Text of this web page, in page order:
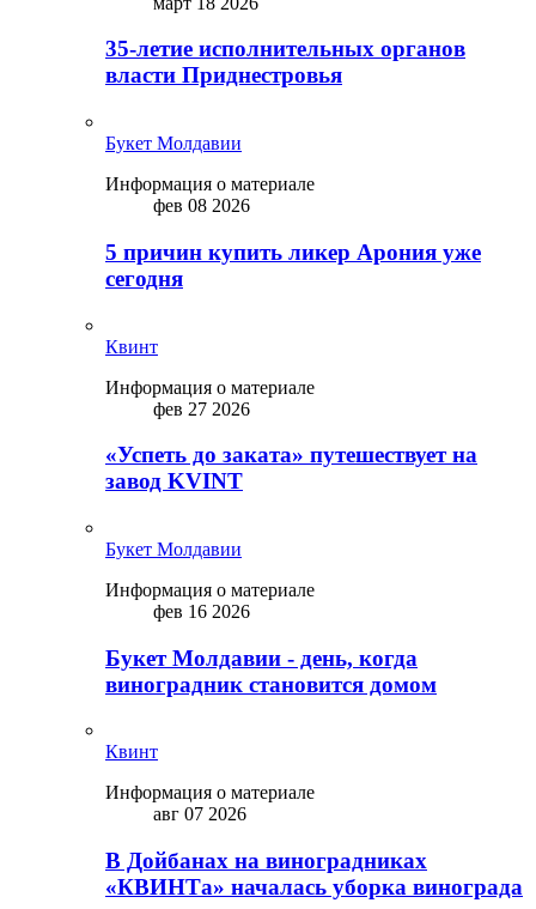
35-летие исполнительных органов
власти Приднестровья
Букет Молдавии
Информация о материале
фев 08 2026
5 причин купить ликep Арония уже
сегодня
Квинт
Информация о материале
фев 27 2026
«Успеть до заката» путешествует на
завод KVINT
Букет Молдавии
Информация о материале
фев 16 2026
Букет Молдавии - день, когда
виноградник становится домом
Квинт
Информация о материале
авг 07 2026
В Дойбанах на виноградниках
«КВИНТа» началась уборка винограда